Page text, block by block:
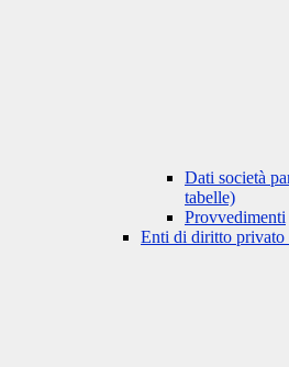
Dati società
tabelle)
Provvedimenti
Enti di diritto privato